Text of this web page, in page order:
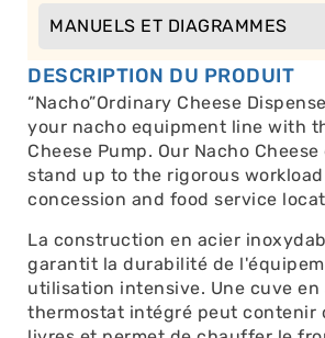
MANUELS ET DIAGRAMMES
DESCRIPTION DU PRODUIT
“Nacho”Ordinary Cheese
your nacho equipment line with
Cheese Pump. Our Nacho
stand up to the rigorous
concession and food service
La construction en acier
garantit la durabilité de
utilisation intensive. Une cuve en
thermostat intégré peut contenir